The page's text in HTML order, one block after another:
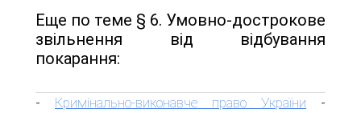
Еще по теме § 6. Умовно-дострокове
звільнення від відбування
покарання:
- Кримінально-виконавче право України -